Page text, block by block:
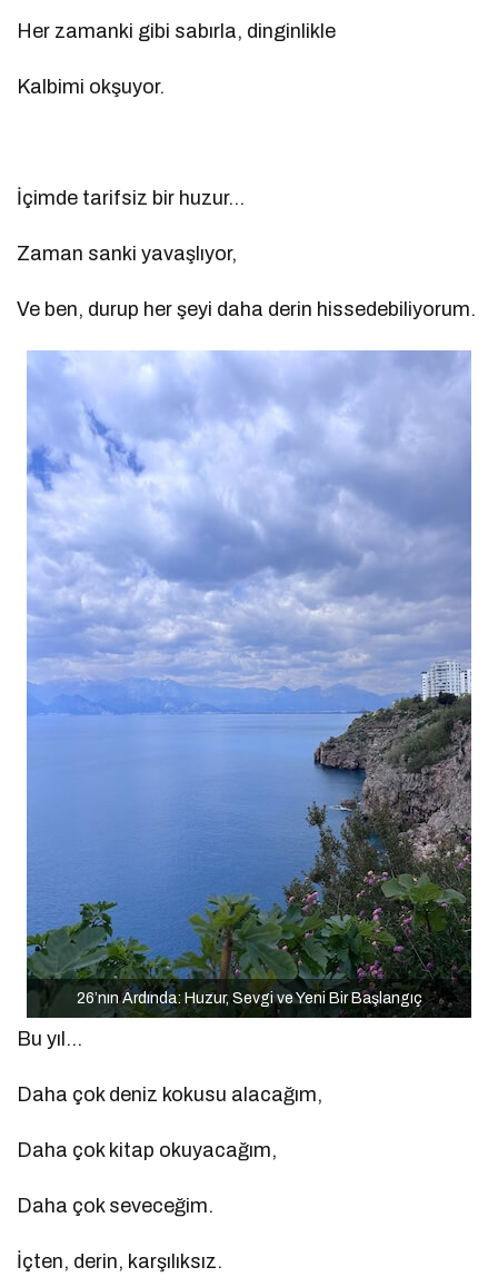
Her zamanki gibi sabırla, dinginlikle
Kalbimi okşuyor.
İçimde tarifsiz bir huzur…
Zaman sanki yavaşlıyor,
Ve ben, durup her şeyi daha derin hissedebiliyorum.
26’nın Ardında: Huzur, Sevgi ve Yeni Bir Başlangıç
Bu yıl…
Daha çok deniz kokusu alacağım,
Daha çok kitap okuyacağım,
Daha çok seveceğim.
İçten, derin, karşılıksız.